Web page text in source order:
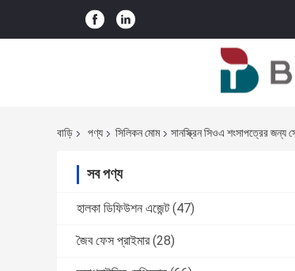
বাড়ি পণ্য সিলিকন মোম সানস্ক্রিন সিওএ শংসাপত্রের জন্য
সব পণ্য
হালকা ডিফিউশন এজেন্ট (47)
জৈব ফেস প্রাইমার (28)